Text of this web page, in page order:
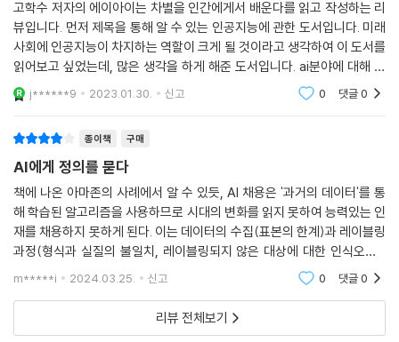
---「3부 | 새로운 시대의 과제, 알고리즘 공정성과 차별금지」중에서
우리가 인공지능 세상에 대해 가지는 가장 궁극적인 질문은 인공지능을 얼
마나 믿을 수 있겠느냐 하는 것이다. 결국 신뢰 문제로 귀결되는 것이다. 앞
서 인공지능의 투명성이나 설명가능성에 대해 논의를 했지만, 이런 개념이
한 신뢰를 형성하지 못하고 있다는 것이 배경에 있다. 만일 인공지능이 사
회적 규범을 적절히 반영하여 ‘좋은’ 판단을 할 것이라는 신뢰가 충분히 형
성된 상황이라면, 투명성이나 설명가능성에 대한 요구가 크게 줄어들 것이
다.
---「4부 | 인공지능이 인간에게, 정의와 윤리를 묻다」중에서
못되거나 편견이 담긴 판단을 했다면, 이는 인간이 가진 오류와 편견을 학
습한 결과인 것이다. 인공지능의 문제는 우리 인간과 사회의 편견과 차별,
불공정 등을 비추는 거울과 같다. 이 책의 제목이 『AI는 차별을 인간에게서
배운다』인 이유다.
한다. 이것을 뒤집어보면 인공지능을 사람의 손으로 잘 키워나갈 수 있다
는 뜻이기에 각계각층의 열띤 토론과 정책 마련이 필요하다고 강조한다.
인공지능 윤리에 관한 원칙을 세워야 하고, 법적·제도적 장치도 반드시 수
반되어야 할 것이다. 이 책의 독자들은 인공지능에 대해 더 잘 알게 되는 것
은 물론 오늘날 더욱 주목받는 화두인 정의와 공정, 차별에 대해 다시 한번
치열하게 생각해보는 계기가 될 것이다. 그리하여 기술적으로도 사회적으
로도, 그리고 인간적으로도 더 나은 삶을 향해 나아갈 수 있을 것이다.
본문 주요 내용
고학수 저자의 에이아이는 차별을 인간에게서 배운다를 읽고 작성하는 리
뷰입니다. 먼저 제목을 통해 알 수 있는 인공지능에 관한 도서입니다. 미래
사회에 인공지능이 차지하는 역할이 크게 될 것이라고 생각하여 이 도서를
읽어보고 싶었는데, 많은 생각을 하게 해준 도서입니다. ai분야에 대해 관
심이 있는 분이라면 한번쯤 읽어보기를 추천합니다. 인공지능과 인간에 대
해 고찰할 수
j******9 2023.01.30. 신고 0 댓글0
종이책 구매
AI에게 정의를 묻다
책에 나온 아마존의 사례에서 알 수 있듯, AI 채용은 '과거의 데이터'를 통
해 학습된 알고리즘을 사용하므로 시대의 변화를 읽지 못하여 능력있는 인
재를 채용하지 못하게 된다. 이는 데이터의 수집(표본의 한계)과 레이블링
과정(형식과 실질의 불일치, 레이블링되지 않은 대상에 대한 인식오류),
알고리즘 구성 모두에 인간의 편향성이 반영되기 때문이다. 하지만 투명성
m*****i 2024.03.25. 신고 0 댓글0
리뷰 전체보기